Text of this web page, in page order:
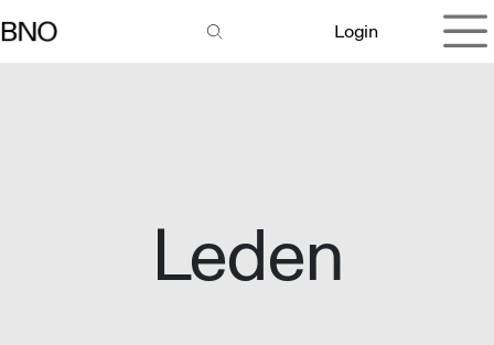
Login
Leden